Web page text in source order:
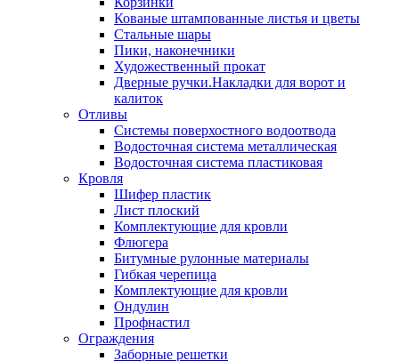
Кованые штампованные листья и цветы
Стальные шары
Пики, наконечники
Художественный прокат
Дверные ручки.Накладки для ворот и
калиток
Отливы
Системы поверхостного водоотвода
Водосточная система металлическая
Водосточная система пластиковая
Кровля
Шифер пластик
Лист плоский
Комплектующие для кровли
Флюгера
Битумные рулонные материалы
Гибкая черепица
Комплектующие для кровли
Ондулин
Профнастил
Ограждения
Заборные решетки